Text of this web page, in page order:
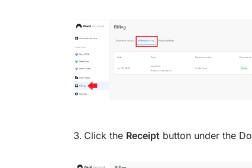
Click the Receipt button under the